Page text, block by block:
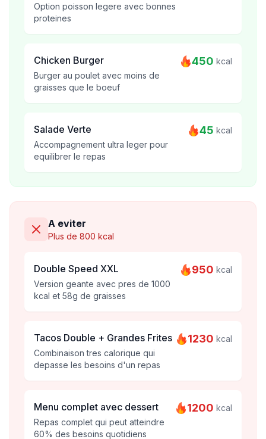
Option poisson legere avec bonnes
proteines
Chicken Burger
Burger au poulet avec moins de
graisses que le boeuf
450 kcal
Salade Verte
Accompagnement ultra leger pour
equilibrer le repas
45 kcal
A eviter
Plus de 800 kcal
Double Speed XXL
Version geante avec pres de 1000
kcal et 58g de graisses
950 kcal
Tacos Double + Grandes Frites
Combinaison tres calorique qui
depasse les besoins d'un repas
1230 kcal
Menu complet avec dessert
Repas complet qui peut atteindre
60% des besoins quotidiens
1200 kcal